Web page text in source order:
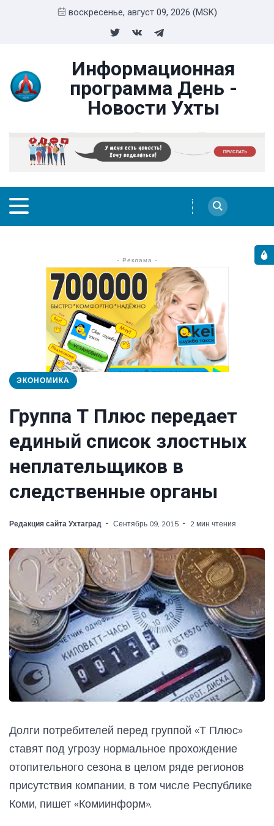
воскресенье, август 09, 2026 (MSK)
Информационная
программа День -
Новости Ухты
- Реклама -
ЭКОНОМИКА
Группа Т Плюс передает
единый список злостных
неплательщиков в
следственные органы
Редакция сайта Ухтаград Сентябрь 09, 2015 2 мин чтения
Долги потребителей перед группой «Т Плюс»
ставят под угрозу нормальное прохождение
отопительного сезона в целом ряде регионов
присутствия компании, в том числе Республике
Коми, пишет «Комиинформ».